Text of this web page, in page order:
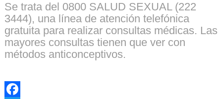
Se trata del 0800 SALUD SEXUAL (222
3444), una línea de atención telefónica
gratuita para realizar consultas médicas. Las
mayores consultas tienen que ver con
métodos anticonceptivos.